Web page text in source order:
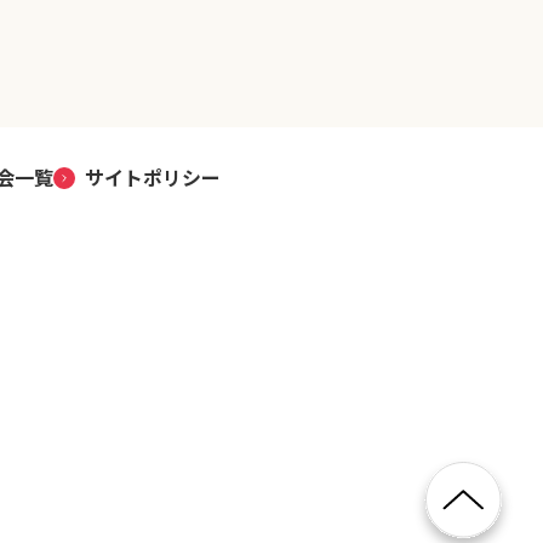
一覧 サイトポリシー